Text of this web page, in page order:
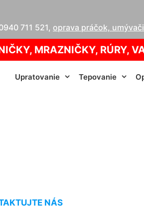
711 521, oprava práčok,
MRAZNIČKY, RÚRY,
Upratovanie Tepovanie
NÁS